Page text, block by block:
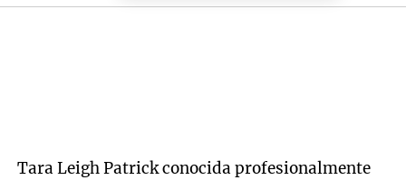
Tara Leigh Patrick conocida profesionalmente